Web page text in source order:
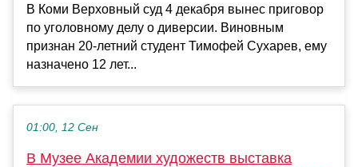
В Коми Верховный суд 4 декабря вынес приговор
по уголовному делу о диверсии. Виновным
признан 20-летний студент Тимофей Сухарев, ему
назначено 12 лет...
01:00, 12 Сен
В Музее Академии художеств выставка